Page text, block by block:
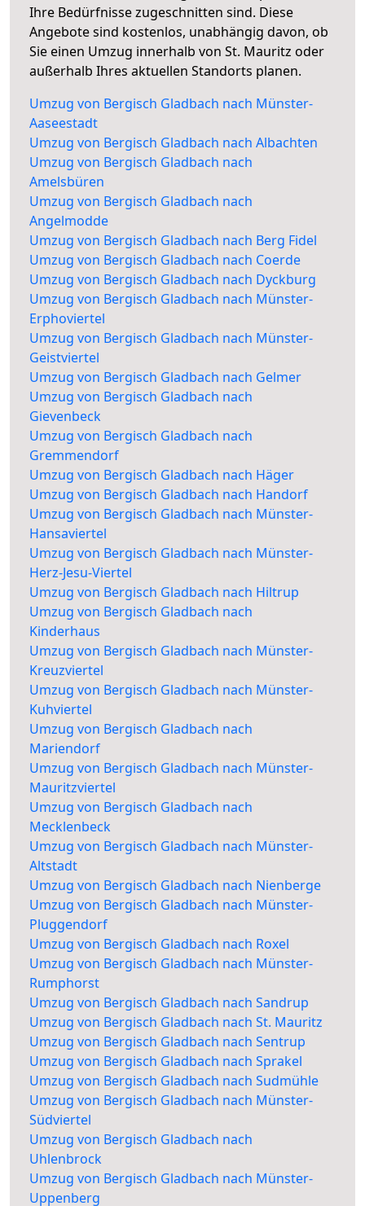
Ihre Bedürfnisse zugeschnitten sind. Diese
Angebote sind kostenlos, unabhängig davon, ob
Sie einen Umzug innerhalb von St. Mauritz oder
außerhalb Ihres aktuellen Standorts planen.
Umzug von Bergisch Gladbach nach Münster-
Aaseestadt
Umzug von Bergisch Gladbach nach Albachten
Umzug von Bergisch Gladbach nach
Amelsbüren
Umzug von Bergisch Gladbach nach
Angelmodde
Umzug von Bergisch Gladbach nach Berg Fidel
Umzug von Bergisch Gladbach nach Coerde
Umzug von Bergisch Gladbach nach Dyckburg
Umzug von Bergisch Gladbach nach Münster-
Erphoviertel
Umzug von Bergisch Gladbach nach Münster-
Geistviertel
Umzug von Bergisch Gladbach nach Gelmer
Umzug von Bergisch Gladbach nach
Gievenbeck
Umzug von Bergisch Gladbach nach
Gremmendorf
Umzug von Bergisch Gladbach nach Häger
Umzug von Bergisch Gladbach nach Handorf
Umzug von Bergisch Gladbach nach Münster-
Hansaviertel
Umzug von Bergisch Gladbach nach Münster-
Herz-Jesu-Viertel
Umzug von Bergisch Gladbach nach Hiltrup
Umzug von Bergisch Gladbach nach
Kinderhaus
Umzug von Bergisch Gladbach nach Münster-
Kreuzviertel
Umzug von Bergisch Gladbach nach Münster-
Kuhviertel
Umzug von Bergisch Gladbach nach
Mariendorf
Umzug von Bergisch Gladbach nach Münster-
Mauritzviertel
Umzug von Bergisch Gladbach nach
Mecklenbeck
Umzug von Bergisch Gladbach nach Münster-
Altstadt
Umzug von Bergisch Gladbach nach Nienberge
Umzug von Bergisch Gladbach nach Münster-
Pluggendorf
Umzug von Bergisch Gladbach nach Roxel
Umzug von Bergisch Gladbach nach Münster-
Rumphorst
Umzug von Bergisch Gladbach nach Sandrup
Umzug von Bergisch Gladbach nach St. Mauritz
Umzug von Bergisch Gladbach nach Sentrup
Umzug von Bergisch Gladbach nach Sprakel
Umzug von Bergisch Gladbach nach Sudmühle
Umzug von Bergisch Gladbach nach Münster-
Südviertel
Umzug von Bergisch Gladbach nach
Uhlenbrock
Umzug von Bergisch Gladbach nach Münster-
Uppenberg